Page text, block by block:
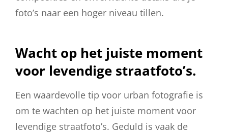
foto’s naar een hoger niveau tillen.
Wacht op het juiste moment
voor levendige straatfoto’s.
Een waardevolle tip voor urban fotografie is
om te wachten op het juiste moment voor
levendige straatfoto’s. Geduld is vaak de